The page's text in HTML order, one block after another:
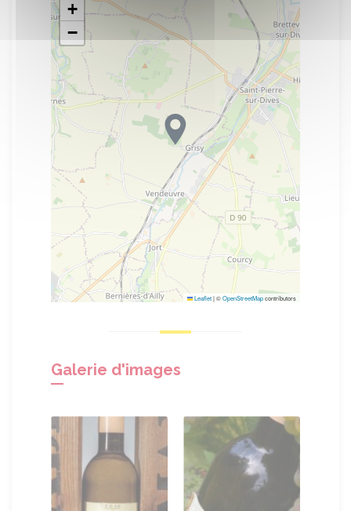
+
−
Leaflet|©OpenStreetMapcontributors
Galerie d'images